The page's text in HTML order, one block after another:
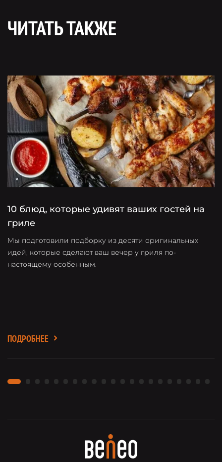
ЧИТАТЬ ТАКЖЕ
10 блюд, которые удивят ваших гостей на
гриле
Мы подготовили подборку из десяти оригинальных
идей, которые сделают ваш вечер у гриля по-
настоящему особенным.
ПОДРОБНЕЕ